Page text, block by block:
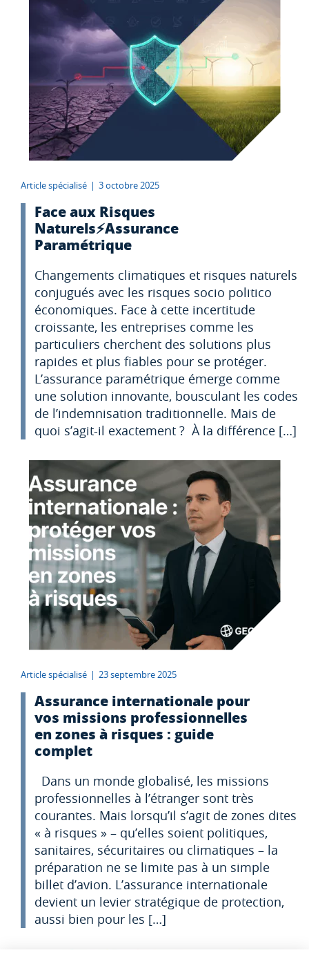
Article spécialisé | 3 octobre 2025
Face aux Risques
Naturels⚡️Assurance
Paramétrique
Changements climatiques et risques naturels
conjugués avec les risques socio politico
économiques. Face à cette incertitude
croissante, les entreprises comme les
particuliers cherchent des solutions plus
rapides et plus fiables pour se protéger.
L’assurance paramétrique émerge comme
une solution innovante, bousculant les codes
de l’indemnisation traditionnelle. Mais de
quoi s’agit-il exactement ? À la différence […]
Article spécialisé | 23 septembre 2025
Assurance internationale pour
vos missions professionnelles
en zones à risques : guide
complet
Dans un monde globalisé, les missions
professionnelles à l’étranger sont très
courantes. Mais lorsqu’il s’agit de zones dites
« à risques » – qu’elles soient politiques,
sanitaires, sécuritaires ou climatiques – la
préparation ne se limite pas à un simple
billet d’avion. L’assurance internationale
devient un levier stratégique de protection,
aussi bien pour les […]